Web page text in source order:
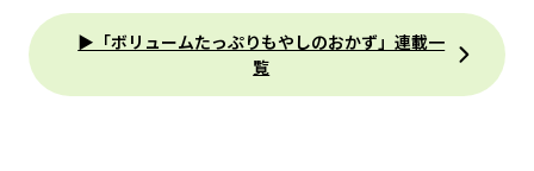
▶「ボリュームたっぷりもやしのおかず」連載一
覧